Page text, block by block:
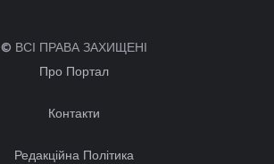
© ВСІ ПРАВА ЗАХИЩЕНІ
Про Портал
Контакти
Редакційна Політика